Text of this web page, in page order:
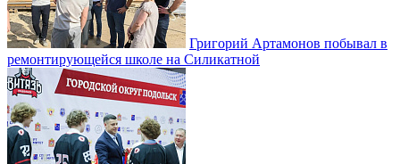
Григорий Артамонов побывал в
ремонтирующейся школе на Силикатной